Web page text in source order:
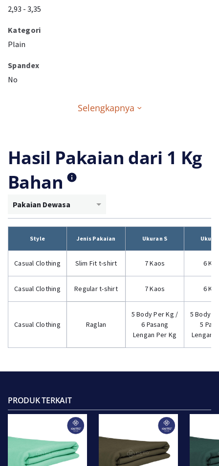
2,93 - 3,35
Kategori
Plain
Spandex
No
Selengkapnya
Hasil Pakaian dari 1 Kg
Bahan
Pakaian Dewasa
Style Jenis Pakaian Ukuran S
Casual Clothing Slim Fit t-shirt 7 Kaos 6
Casual Clothing Regular t-shirt 7 Kaos 6
Casual Clothing Raglan
5 Body Per Kg /
6 Pasang
Lengan Per Kg
5 Body
5
Lengan
PRODUK TERKAIT